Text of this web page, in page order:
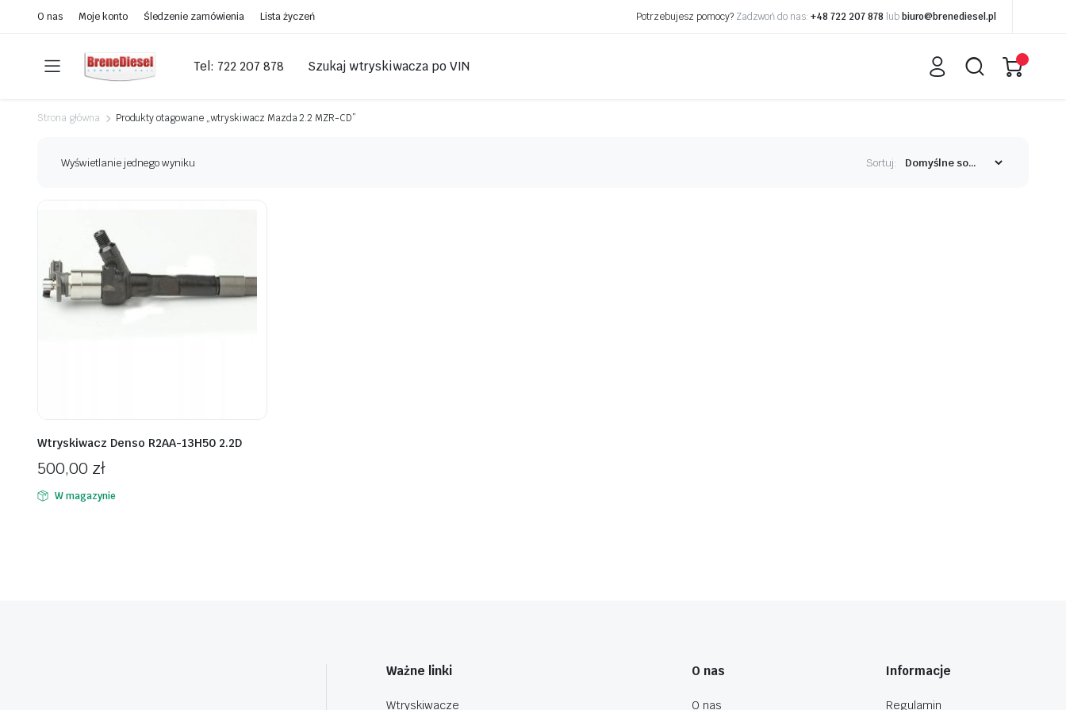
O nas Moje konto Śledzenie zamówienia Lista życzeń Potrzebujesz pomocy? Zadzwoń do nas: +48 722 207 878 lub biuro@brenediesel.pl
Tel: 722 207 878 Szukaj wtryskiwacza po VIN
Strona główna Produkty otagowane „wtryskiwacz Mazda 2.2 MZR-CD”
Wyświetlanie jednego wyniku Sortuj:
Wtryskiwacz Denso R2AA-13H50 2.2D
500,00 zł
W magazynie
Ważne linki
Wtryskiwacze
O nas
O nas
Informacje
Regulamin